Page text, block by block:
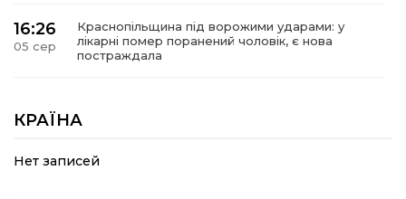
16:26
05 сер
Краснопільщина під ворожими ударами: у
лікарні помер поранений чоловік, є нова
постраждала
05 сер
можуть врятувати життя під час обстрілу
09:26
Що робити, якщо в нотаріальному документі
КРАЇНА
Нет записей